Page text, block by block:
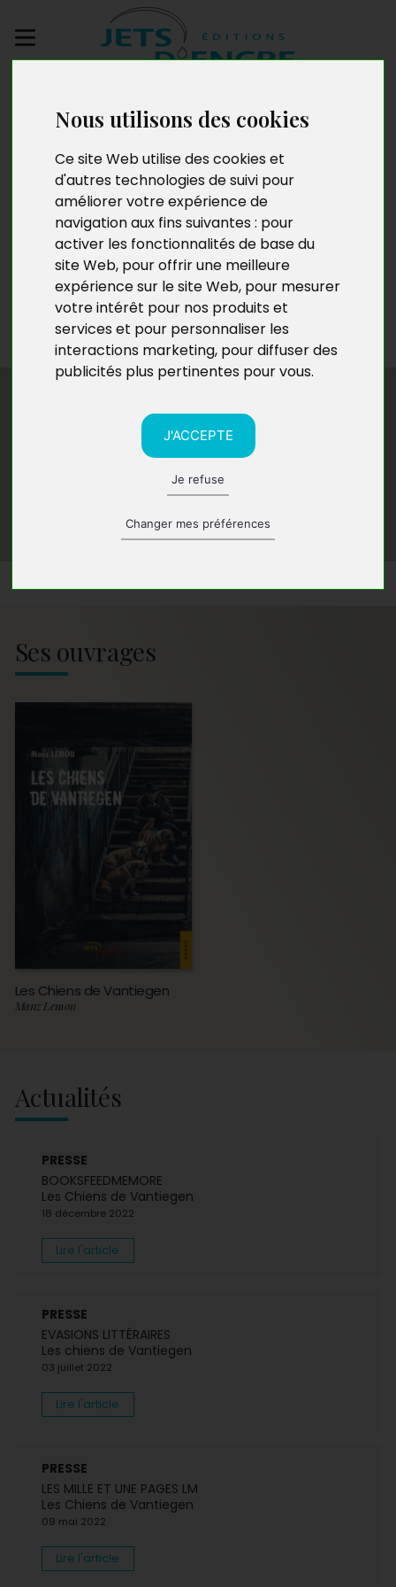
Nous utilisons des cookies
Ce site Web utilise des cookies et
d'autres technologies de suivi pour
améliorer votre expérience de
navigation aux fins suivantes : pour
activer les fonctionnalités de base du
site Web, pour offrir une meilleure
expérience sur le site Web, pour mesurer
votre intérêt pour nos produits et
services et pour personnaliser les
interactions marketing, pour diffuser des
publicités plus pertinentes pour vous.
J'ACCEPTE
Je refuse
Changer mes préférences
manuscrit
Manz Lemou
Né le 14 juin 1970 à Lomé (Togo), Manz Lemou est
professeur de français, didacticien, formateur,
consultant linguistique à l’Institut français du Gabon et
actuellement professeur du second degré général au
lycée d’Akébé Ville à Libreville.
Ses ouvrages
Les Chiens de Vantiegen
Manz Lemou
Actualités
PRESSE
BOOKSFEEDMEMORE
Les Chiens de Vantiegen
18 décembre 2022
Lire l'article
PRESSE
EVASIONS LITTÉRAIRES
Les chiens de Vantiegen
03 juillet 2022
Lire l'article
PRESSE
LES MILLE ET UNE PAGES LM
Les Chiens de Vantiegen
09 mai 2022
Lire l'article